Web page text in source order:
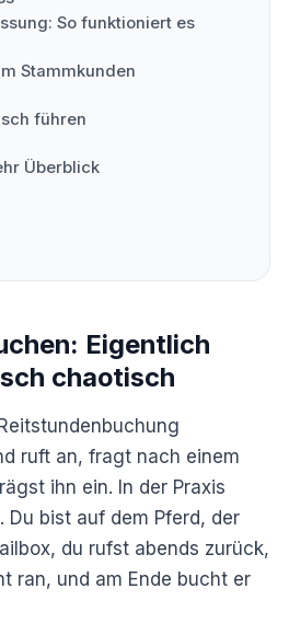
So funktioniert es
Stammkunden
führen
Überblick
Eigentlich
chaotisch
ruft an, fragt nach einem
ihn ein. In der Praxis
Du bist auf dem Pferd, der
du rufst abends zurück,
ran, und am Ende bucht er